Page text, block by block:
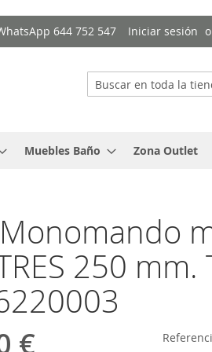
644 752 547 Iniciar sesión
Buscar
Muebles Baño Zona Outlet
250 mm.
€